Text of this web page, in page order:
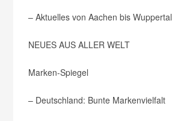
– Aktuelles von Aachen bis Wuppertal
NEUES AUS ALLER WELT
Marken-Spiegel
– Deutschland: Bunte Markenvielfalt